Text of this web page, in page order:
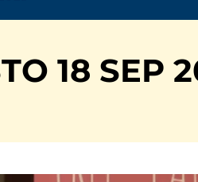
18 SEP